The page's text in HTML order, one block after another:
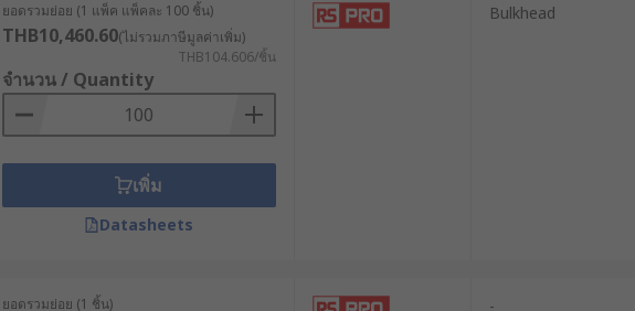
ยอดรวมย่อย (1 แพ็ค แพ็คละ 100 ชิ้น)
THB10,460.60(ไม่รวมภาษีมูลค่าเพิ่ม)
THB104.606/ชิ้น
จำนวน / Quantity
เพิ่ม
Datasheets
Bulkhead
ยอดรวมย่อย (1 ชิ้น) -